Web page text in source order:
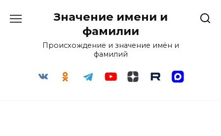
Значение имени и
фамилии
Происхождение и значение имён и
фамилий